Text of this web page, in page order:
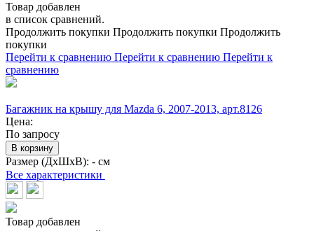
Товар добавлен
в список сравнений.
Продолжить покупки Продолжить покупки Продолжить
покупки
Перейти к сравнению Перейти к сравнению Перейти к
сравнению
Багажник на крышу для Mazda 6, 2007-2013, арт.8126
Цена:
По запросу
В корзину
Размер (ДхШхВ): - см
Все характеристики
Товар добавлен